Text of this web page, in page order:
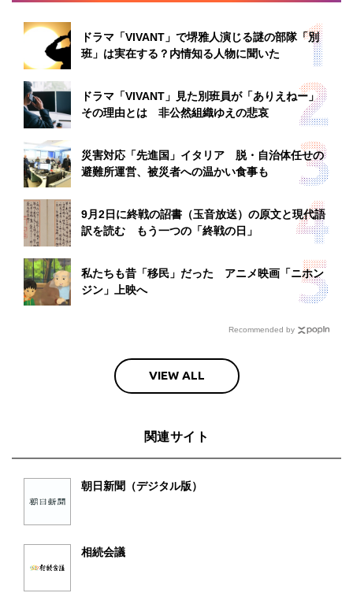
ドラマ「VIVANT」で堺雅人演じる謎の部隊「別
班」は実在する？内情知る人物に聞いた
ドラマ「VIVANT」見た別班員が「ありえねー」
その理由とは 非公然組織ゆえの悲哀
災害対応「先進国」イタリア 脱・自治体任せの
避難所運営、被災者への温かい食事も
9月2日に終戦の詔書（玉音放送）の原文と現代語
訳を読む もう一つの「終戦の日」
私たちも昔「移民」だった アニメ映画「ニホン
ジン」上映へ
Recommended by
VIEW ALL
関連サイト
朝日新聞（デジタル版）
相続会議